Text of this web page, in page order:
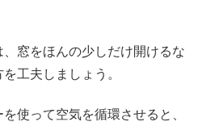
窓をほんの少しだけ開けるな
工夫しましょう。
使って空気を循環させると、